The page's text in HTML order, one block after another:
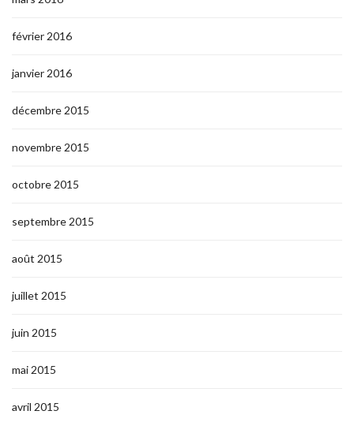
février 2016
janvier 2016
décembre 2015
novembre 2015
octobre 2015
septembre 2015
août 2015
juillet 2015
juin 2015
mai 2015
avril 2015